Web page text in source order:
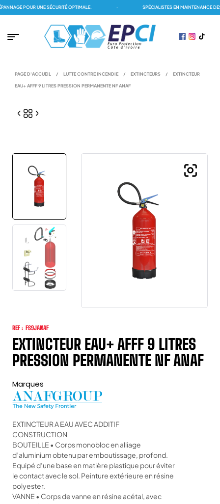
POUR UNE SÉCURITÉ OPTIMALE. SPÉCIALISTES EN MAINTENANCE DES
PAGE D'ACCUEIL / LUTTE CONTRE INCENDIE / EXTINCTEURS / EXTINCTEUR
EAU+ AFFF 9 LITRES PRESSION PERMANENTE NF ANAF
REF : FS9JANAF
EXTINCTEUR EAU+ AFFF 9 LITRES
PRESSION PERMANENTE NF ANAF
Marques
EXTINCTEUR A EAU AVEC ADDITIF
CONSTRUCTION
BOUTEILLE • Corps monobloc en alliage
d’aluminium obtenu par emboutissage, profond.
Equipé d’une base en matière plastique pour éviter
le contact avec le sol. Peinture extérieure en résine
polyester.
VANNE • Corps de vanne en résine acétal, avec